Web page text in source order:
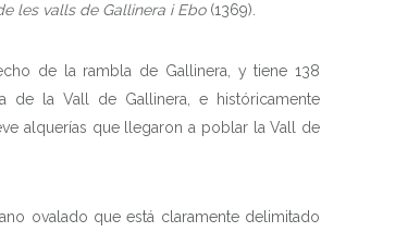
les valls de Gallinera i Ebo(1369).
de la rambla de Gallinera, y tiene 138
de la Vall de Gallinera, e históricamente
alquerías que llegaron a poblar la Vall de
ovalado que está claramente delimitado